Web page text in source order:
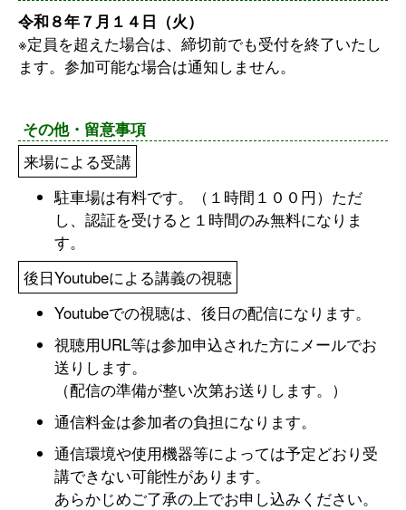
令和８年７月１４日（火）
※定員を超えた場合は、締切前でも受付を終了いたし
ます。参加可能な場合は通知しません。
その他・留意事項
来場による受講
駐車場は有料です。（１時間１００円）ただ
し、認証を受けると１時間のみ無料になりま
す。
後日Youtubeによる講義の視聴
Youtubeでの視聴は、後日の配信になります。
視聴用URL等は参加申込された方にメールでお
送りします。
（配信の準備が整い次第お送りします。）
通信料金は参加者の負担になります。
通信環境や使用機器等によっては予定どおり受
講できない可能性があります。
あらかじめご了承の上でお申し込みください。